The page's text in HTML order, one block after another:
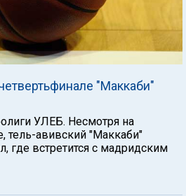
"Маккаби"
УЛЕБ. Несмотря на
тель-авивский "Маккаби"
где встретится с мадридским